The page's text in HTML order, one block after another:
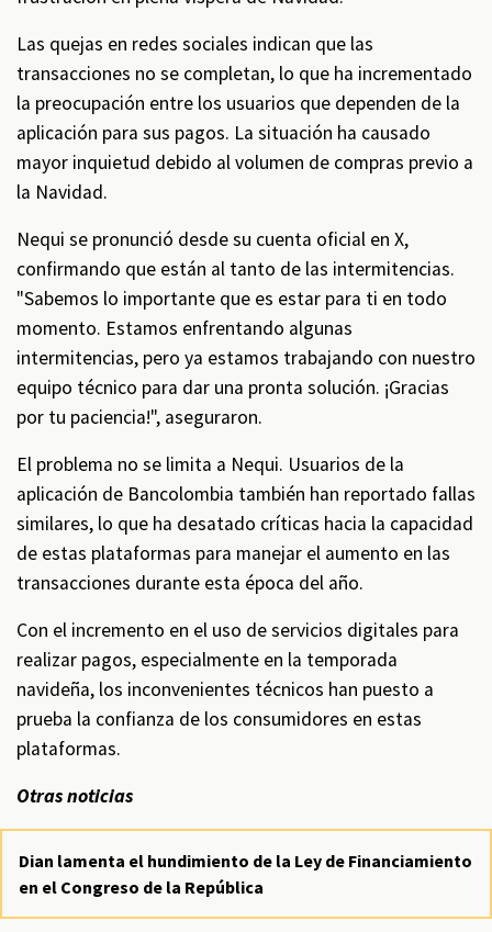
Las quejas en redes sociales indican que las
transacciones no se completan, lo que ha incrementado
la preocupación entre los usuarios que dependen de la
aplicación para sus pagos. La situación ha causado
mayor inquietud debido al volumen de compras previo a
la Navidad.
Nequi se pronunció desde su cuenta oficial en X,
confirmando que están al tanto de las intermitencias.
"Sabemos lo importante que es estar para ti en todo
momento. Estamos enfrentando algunas
intermitencias, pero ya estamos trabajando con nuestro
equipo técnico para dar una pronta solución. ¡Gracias
por tu paciencia!", aseguraron.
El problema no se limita a Nequi. Usuarios de la
aplicación de Bancolombia también han reportado fallas
similares, lo que ha desatado críticas hacia la capacidad
de estas plataformas para manejar el aumento en las
transacciones durante esta época del año.
Con el incremento en el uso de servicios digitales para
realizar pagos, especialmente en la temporada
navideña, los inconvenientes técnicos han puesto a
prueba la confianza de los consumidores en estas
plataformas.
Otras noticias
Dian lamenta el hundimiento de la Ley de Financiamiento
en el Congreso de la República